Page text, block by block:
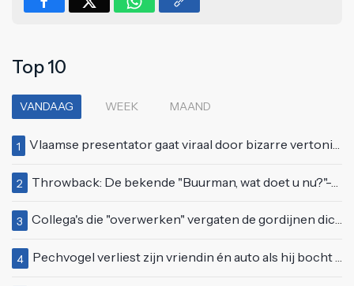
Top 10
VANDAAG WEEK MAAND
1 Vlaamse presentator gaat viraal door bizarre vertoning op live televisie: "Helemaal stijf van de bloem"
2 Throwback: De bekende "Buurman, wat doet u nu?"-scène uit Flodder met Tatjana Šimić
3 Collega's die "overwerken" vergaten de gordijnen dicht te doen
4 Pechvogel verliest zijn vriendin én auto als hij bocht te scherp neemt